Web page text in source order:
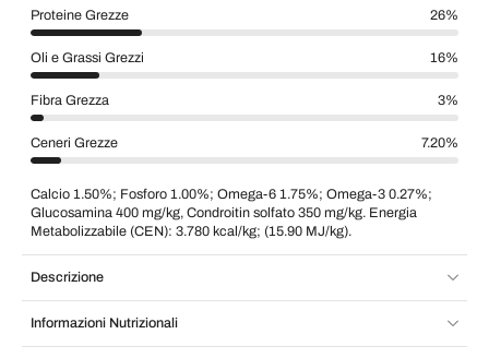
Proteine Grezze 26%
Oli e Grassi Grezzi 16%
Fibra Grezza 3%
Ceneri Grezze 7.20%
Calcio 1.50%; Fosforo 1.00%; Omega-6 1.75%; Omega-3 0.27%;
Glucosamina 400 mg/kg, Condroitin solfato 350 mg/kg. Energia
Metabolizzabile (CEN): 3.780 kcal/kg; (15.90 MJ/kg).
Descrizione
Informazioni Nutrizionali